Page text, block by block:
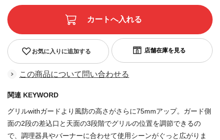
お気に入りに追加する
この商品について問い合わせる
関連 KEYWORD
グリルwithガードより風防の高さがさらに75mmアップ。ガード側
面の2段の差込口と天面の3段階でグリルの位置を調節できるの
で、調理器具やバーナーに合わせて使用シーンがぐっと広がりま